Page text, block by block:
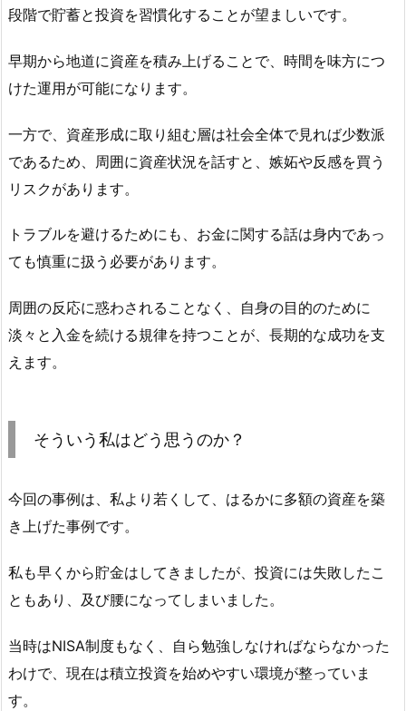
段階で貯蓄と投資を習慣化することが望ましいです。
早期から地道に資産を積み上げることで、時間を味方につ
けた運用が可能になります。
一方で、資産形成に取り組む層は社会全体で見れば少数派
であるため、周囲に資産状況を話すと、嫉妬や反感を買う
リスクがあります。
トラブルを避けるためにも、お金に関する話は身内であっ
ても慎重に扱う必要があります。
周囲の反応に惑わされることなく、自身の目的のために
淡々と入金を続ける規律を持つことが、長期的な成功を支
えます。
そういう私はどう思うのか？
今回の事例は、私より若くして、はるかに多額の資産を築
き上げた事例です。
私も早くから貯金はしてきましたが、投資には失敗したこ
ともあり、及び腰になってしまいました。
当時はNISA制度もなく、自ら勉強しなければならなかった
わけで、現在は積立投資を始めやすい環境が整っていま
す。